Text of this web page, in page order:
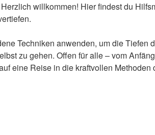
willkommen! Hier findest du
Techniken anwenden, um die Tiefen
zu gehen. Offen für alle – vom
eine Reise in die kraftvollen Methoden